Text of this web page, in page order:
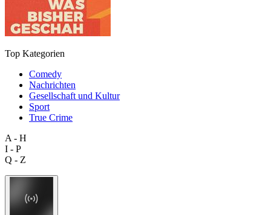
Top Kategorien
Comedy
Nachrichten
Gesellschaft und Kultur
Sport
True Crime
A - H
I - P
Q - Z